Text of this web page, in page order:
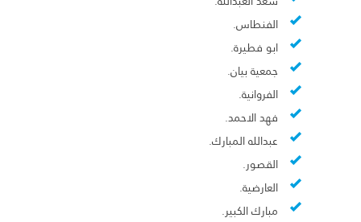
الفنطاس.
ابو فطيرة.
جمعية بيان.
الفروانية.
فهد الاحمد.
عبدالله المبارك.
القصور.
العارضية.
مبارك الكبير.